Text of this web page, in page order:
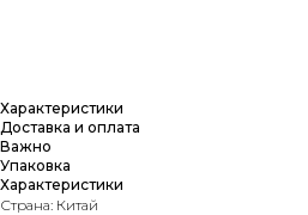
Характеристики
Доставка и оплата
Важно
Упаковка
Характеристики
Страна: Китай